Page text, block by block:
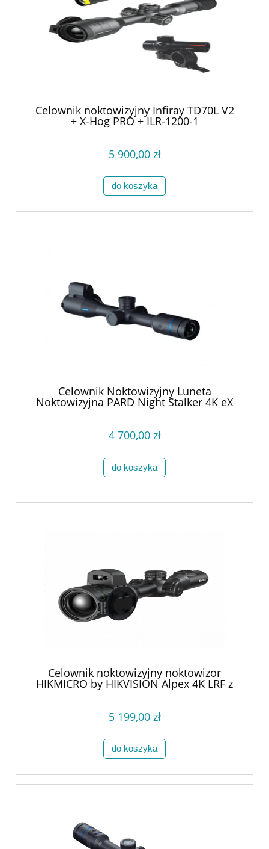
Celownik noktowizyjny Infiray TD70L V2
+ X-Hog PRO + ILR-1200-1
5 900,00 zł
do koszyka
Celownik Noktowizyjny Luneta
Noktowizyjna PARD Night Stalker 4K eX
LRF 940
4 700,00 zł
do koszyka
Celownik noktowizyjny noktowizor
HIKMICRO by HIKVISION Alpex 4K LRF z
uchwytem pod IR
5 199,00 zł
do koszyka